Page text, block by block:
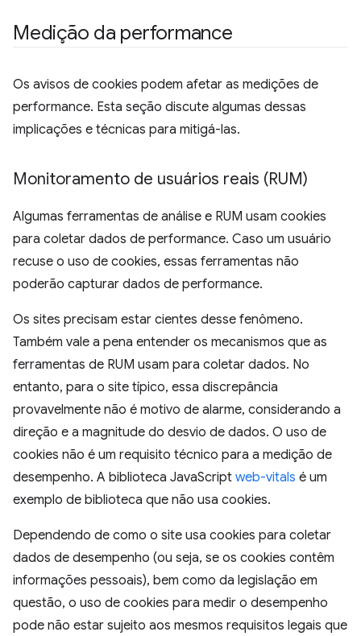
Medição da performance
Os avisos de cookies podem afetar as medições de
performance. Esta seção discute algumas dessas
implicações e técnicas para mitigá-las.
Monitoramento de usuários reais (RUM)
Algumas ferramentas de análise e RUM usam cookies
para coletar dados de performance. Caso um usuário
recuse o uso de cookies, essas ferramentas não
poderão capturar dados de performance.
Os sites precisam estar cientes desse fenômeno.
Também vale a pena entender os mecanismos que as
ferramentas de RUM usam para coletar dados. No
entanto, para o site típico, essa discrepância
provavelmente não é motivo de alarme, considerando a
direção e a magnitude do desvio de dados. O uso de
cookies não é um requisito técnico para a medição de
desempenho. A biblioteca JavaScript web-vitals é um
exemplo de biblioteca que não usa cookies.
Dependendo de como o site usa cookies para coletar
dados de desempenho (ou seja, se os cookies contêm
informações pessoais), bem como da legislação em
questão, o uso de cookies para medir o desempenho
pode não estar sujeito aos mesmos requisitos legais que